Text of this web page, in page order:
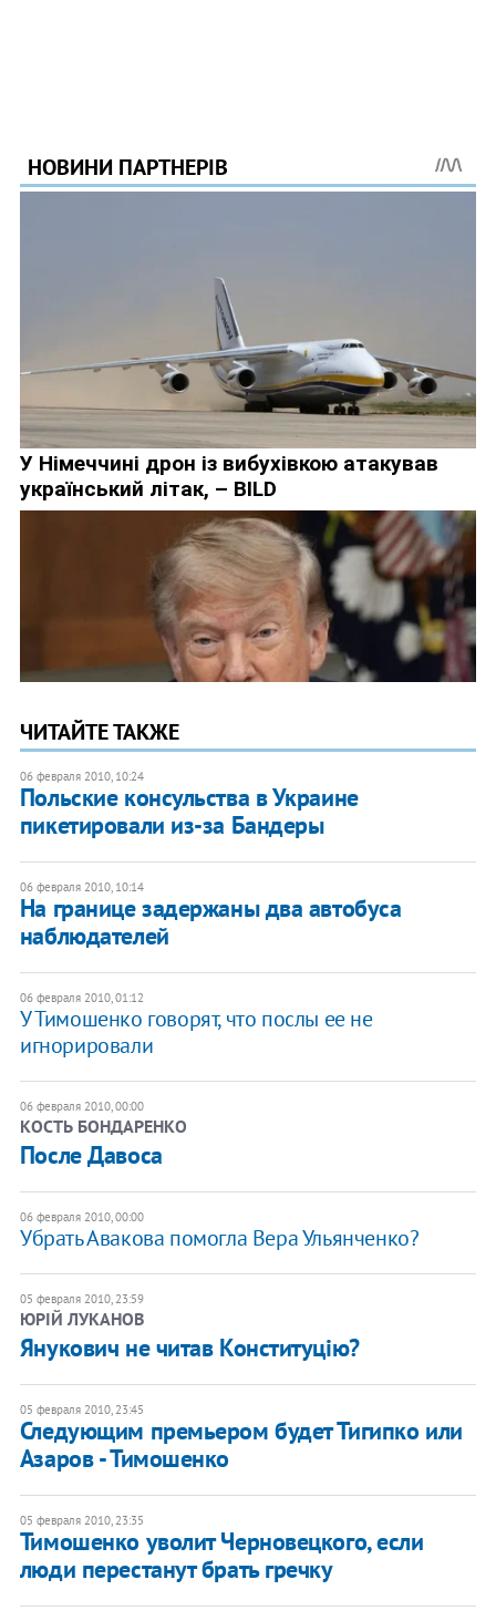
ЧИТАЙТЕ ТАКЖЕ
06 февраля 2010, 10:24
Польские консульства в Украине
пикетировали из-за Бандеры
06 февраля 2010, 10:14
На границе задержаны два автобуса
наблюдателей
06 февраля 2010, 01:12
У Тимошенко говорят, что послы ее не
игнорировали
06 февраля 2010, 00:00
КОСТЬ БОНДАРЕНКО
После Давоса
06 февраля 2010, 00:00
Убрать Авакова помогла Вера Ульянченко?
05 февраля 2010, 23:59
ЮРІЙ ЛУКАНОВ
Янукович не читав Конституцію?
05 февраля 2010, 23:45
Следующим премьером будет Тигипко или
Азаров - Тимошенко
05 февраля 2010, 23:35
Тимошенко уволит Черновецкого, если
люди перестанут брать гречку